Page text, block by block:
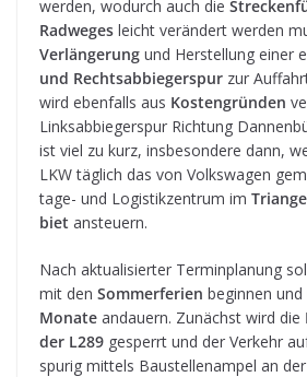
wer­den, wodurch auch die
Rad­we­ges leicht ver­än­dert wer­den
Ver­län­ge­rung und Her­stel­lung einer
und Rechts­ab­bie­ger­spur zur
wird eben­falls aus Kos­ten­grün­den
Links­ab­bie­ger­spur Rich­tung
ist viel zu kurz, ins­be­son­dere dann,
LKW täg­lich das von Volks­wa­gen
tage- und Logis­tik­zen­trum im
biet ansteu­ern.
Nach aktua­li­sier­ter Ter­min­pla­nung
mit den Som­mer­fe­rien begin­nen
Monate andau­ern. Zunächst wird die
der L289 gesperrt und der Ver­kehr
spu­rig mit­tels Bau­stel­len­am­pel an